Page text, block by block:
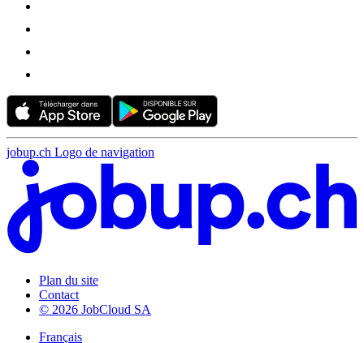
jobup.ch Logo de navigation
Plan du site
Contact
© 2026 JobCloud SA
Français